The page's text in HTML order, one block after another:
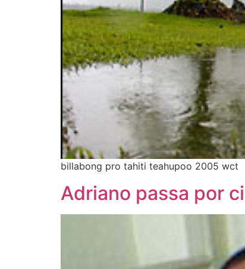
billabong pro tahiti teahupoo 2005 wct
Adriano passa por